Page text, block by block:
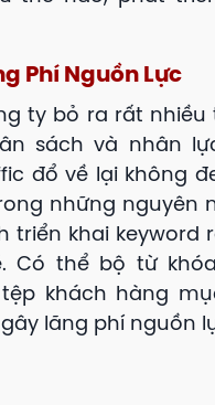
Phí Nguồn Lực
ty bỏ ra rất nhiều
sách và nhân
đổ về lại không
những nguyên
triển khai keyword
Có thể bộ từ
khách hàng
lãng phí nguồn